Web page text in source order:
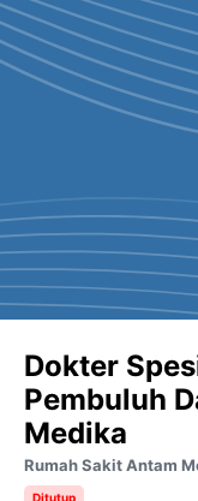
⁠Dokter
Pembuluh
Medika
Rumah Sakit Antam
Ditutup